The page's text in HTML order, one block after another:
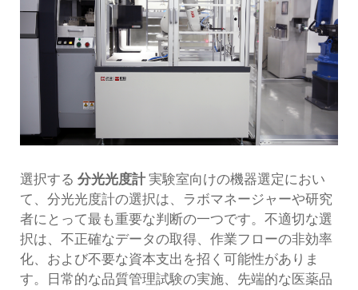
選択する 分光光度計実験室向けの機器選定におい
て、分光光度計の選択は、ラボマネージャーや研究
者にとって最も重要な判断の一つです。不適切な選
択は、不正確なデータの取得、作業フローの非効率
化、および不要な資本支出を招く可能性がありま
す。日常的な品質管理試験の実施、先端的な医薬品